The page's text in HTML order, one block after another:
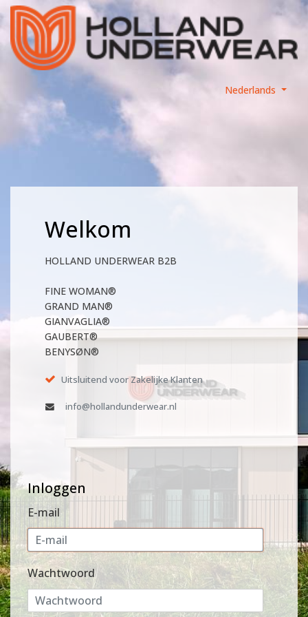
Nederlands
Welkom
HOLLAND UNDERWEAR B2B
FINE WOMAN®
GRAND MAN®
GIANVAGLIA®
GAUBERT®
BENYSØN®
Uitsluitend voor Zakelijke Klanten
info@hollandunderwear.nl
Inloggen
E-mail
Wachtwoord